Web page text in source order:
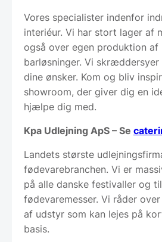
Vores specialister indenfor
interiéur. Vi har stort lager af
også over egen produktion
barløsninger. Vi
dine ønsker. Kom og bliv
showroom, der giver dig en
hjælpe dig med.
Kpa Udlejning ApS – Se
Landets største
fødevarebranchen. Vi er
på alle danske festivaller og
fødevaremesser. Vi råder
af udstyr som kan lejes på
basis.